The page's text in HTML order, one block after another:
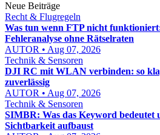
Neue Beiträge
Recht & Flugregeln
Was tun wenn FTP nicht
Fehleranalyse ohne Rätselraten
AUTOR • Aug 07, 2026
Technik & Sensoren
DJI RC mit WLAN verbinden: so
zuverlässig
AUTOR • Aug 07, 2026
Technik & Sensoren
SIMBR: Was das Keyword bedeutet
Sichtbarkeit aufbaust